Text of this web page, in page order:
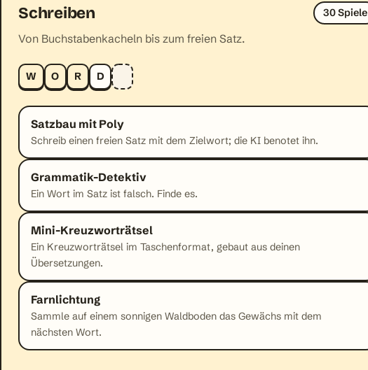
Schreiben 30 Spiele
Von Buchstabenkacheln bis zum freien Satz.
W O R D
Satzbau mit Poly
Schreib einen freien Satz mit dem Zielwort; die KI benotet ihn.
Grammatik-Detektiv
Ein Wort im Satz ist falsch. Finde es.
Mini-Kreuzworträtsel
Ein Kreuzworträtsel im Taschenformat, gebaut aus deinen
Übersetzungen.
Farnlichtung
Sammle auf einem sonnigen Waldboden das Gewächs mit dem
nächsten Wort.